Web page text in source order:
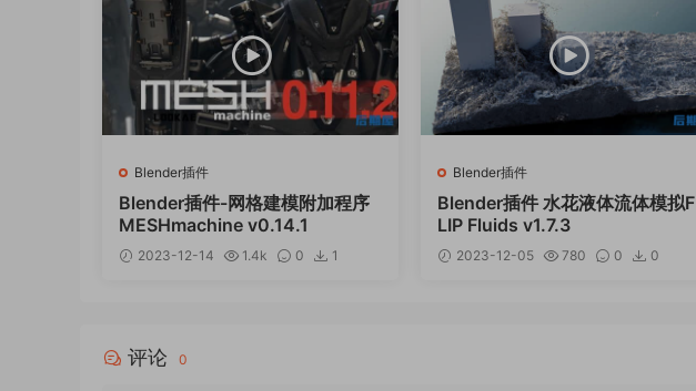
Blender插件
Blender插件-网格建模附加程序
MESHmachine v0.14.1
2023-12-14 1.4k 0
1
Blender插件
Blender插件 水花液体流体模拟F
LIP Fluids v1.7.3
2023-12-05 780 0
0
评论 0